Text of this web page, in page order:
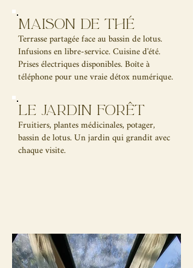
maison de thé
Terrasse partagée face au bassin de lotus.
Infusions en libre-service. Cuisine d'été.
Prises électriques disponibles. Boîte à
téléphone pour une vraie détox numérique.
Le jardin forêt
Fruitiers, plantes médicinales, potager,
bassin de lotus. Un jardin qui grandit avec
chaque visite.